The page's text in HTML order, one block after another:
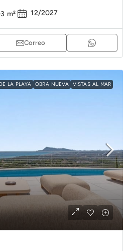
m² 12/2027
Correo
LA PLAYA OBRA NUEVA VISTAS AL MAR